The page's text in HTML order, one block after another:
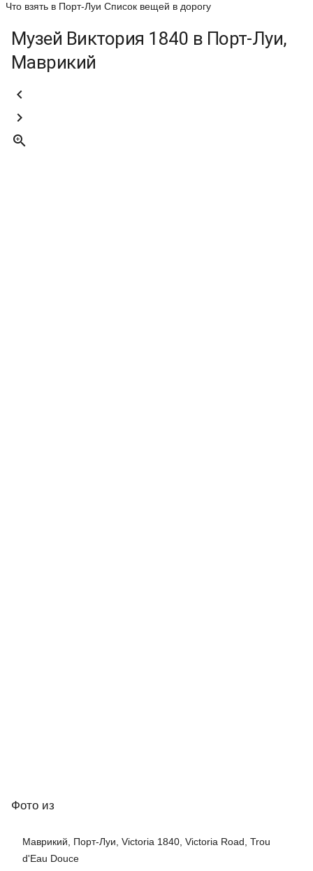
Что взять в Порт-Луи Список вещей в дорогу
Музей Виктория 1840 в Порт-Луи,
Маврикий



Фото из
Маврикий, Порт-Луи, Victoria 1840, Victoria Road, Trou
d'Eau Douce